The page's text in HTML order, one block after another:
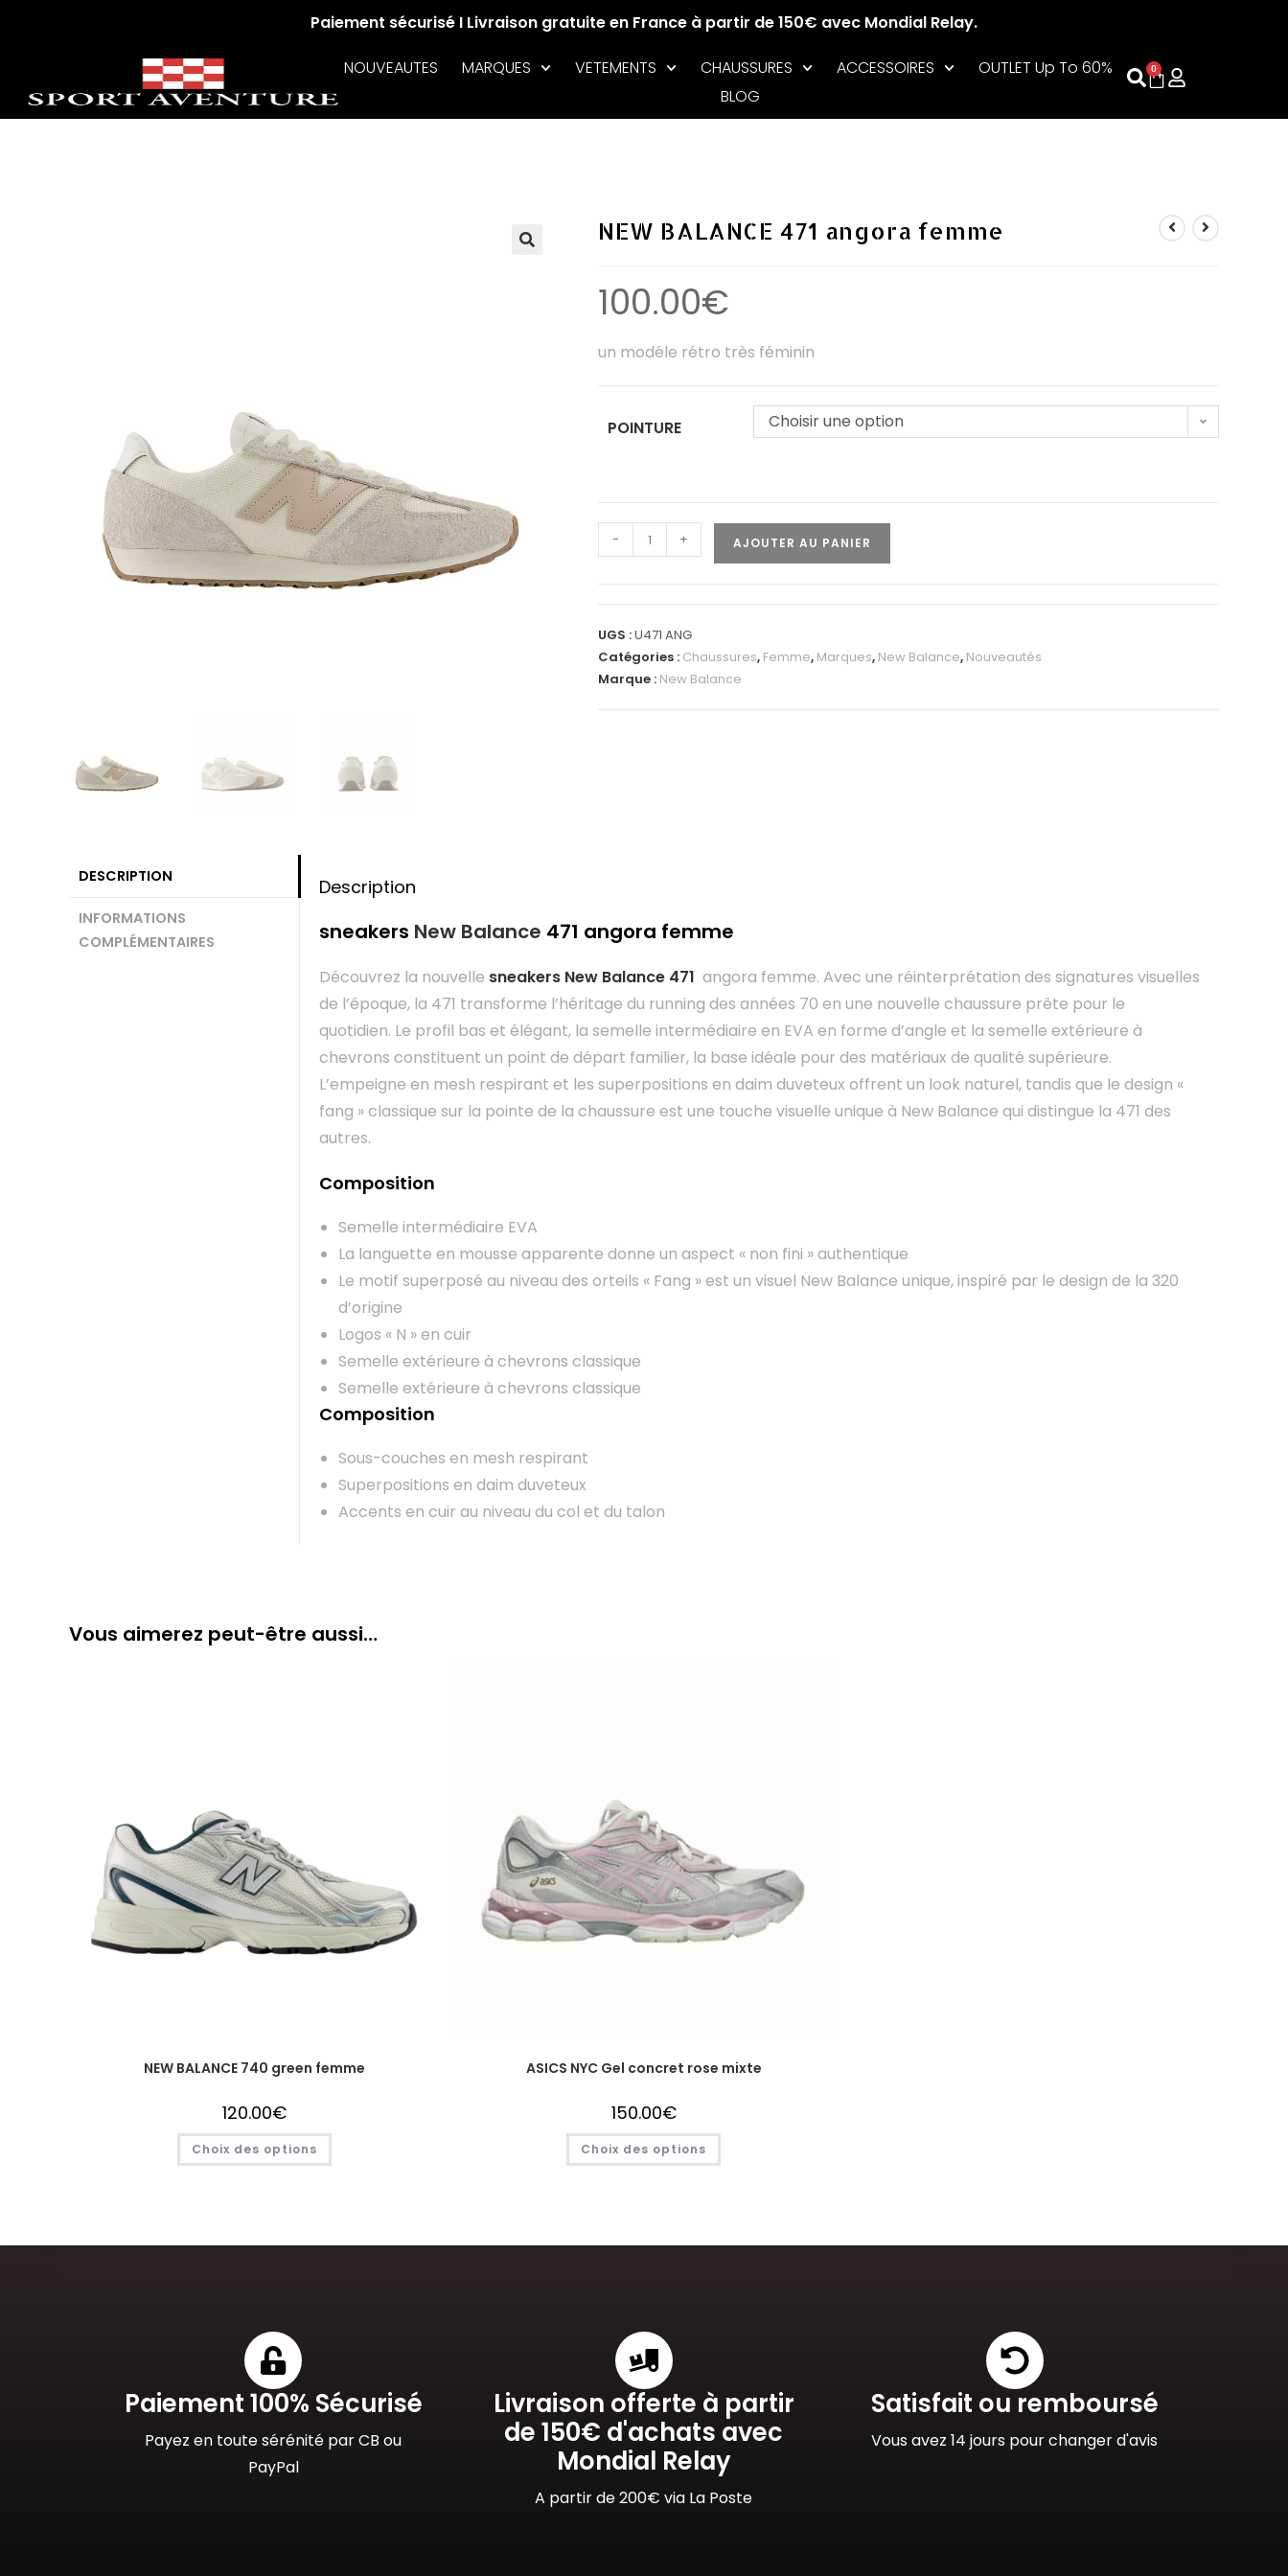
Paiement sécurisé I Livraison gratuite en France à partir de 150€ avec Mondial Relay.
NOUVEAUTES MARQUES VETEMENTS CHAUSSURES ACCESSOIRES
OUTLET Up To 60%
BLOG
0
NEW BALANCE 471 angora femme
100.00€
un modéle rétro très féminin
POINTURE Choisir une option
- + AJOUTER AU PANIER
UGS :U471 ANG
Catégories : Chaussures, Femme, Marques, New Balance, Nouveautés
Marque : New Balance
DESCRIPTION
INFORMATIONS
COMPLÉMENTAIRES
Description
sneakers New Balance 471 angora femme
Découvrez la nouvelle sneakers New Balance 471 angora femme. Avec une réinterprétation des signatures visuelles
de l’époque, la 471 transforme l’héritage du running des années 70 en une nouvelle chaussure prête pour le
quotidien. Le profil bas et élégant, la semelle intermédiaire en EVA en forme d’angle et la semelle extérieure à
chevrons constituent un point de départ familier, la base idéale pour des matériaux de qualité supérieure.
L’empeigne en mesh respirant et les superpositions en daim duveteux offrent un look naturel, tandis que le design «
fang » classique sur la pointe de la chaussure est une touche visuelle unique à New Balance qui distingue la 471 des
autres.
Composition
Semelle intermédiaire EVA
La languette en mousse apparente donne un aspect « non fini » authentique
Le motif superposé au niveau des orteils « Fang » est un visuel New Balance unique, inspiré par le design de la 320
d’origine
Logos « N » en cuir
Semelle extérieure à chevrons classique
Semelle extérieure à chevrons classique
Composition
Sous-couches en mesh respirant
Superpositions en daim duveteux
Accents en cuir au niveau du col et du talon
Vous aimerez peut-être aussi…
NEW BALANCE 740 green femme
120.00€
Choix des options
ASICS NYC Gel concret rose mixte
150.00€
Choix des options
Paiement 100% Sécurisé
Payez en toute sérénité par CB ou
PayPal
Livraison offerte à partir
de 150€ d'achats avec
Mondial Relay
A partir de 200€ via La Poste
Satisfait ou remboursé
Vous avez 14 jours pour changer d'avis